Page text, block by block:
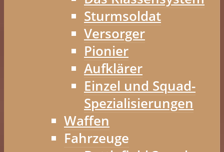
Sturmsoldat
Versorger
Pionier
Aufklärer
Einzel und Squad-
Spezialisierungen
Waffen
Fahrzeuge